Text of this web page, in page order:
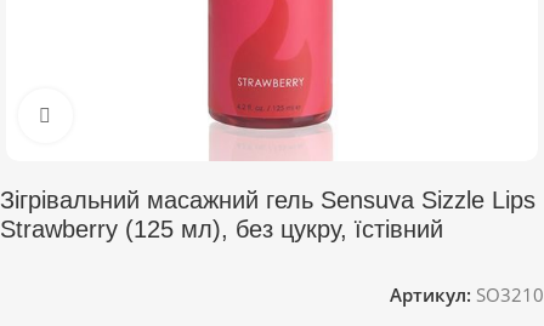
Зігрівальний масажний гель Sensuva Sizzle Lips
Strawberry (125 мл), без цукру, їстівний
Артикул: SO3210